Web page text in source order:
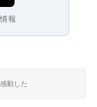
報
動した